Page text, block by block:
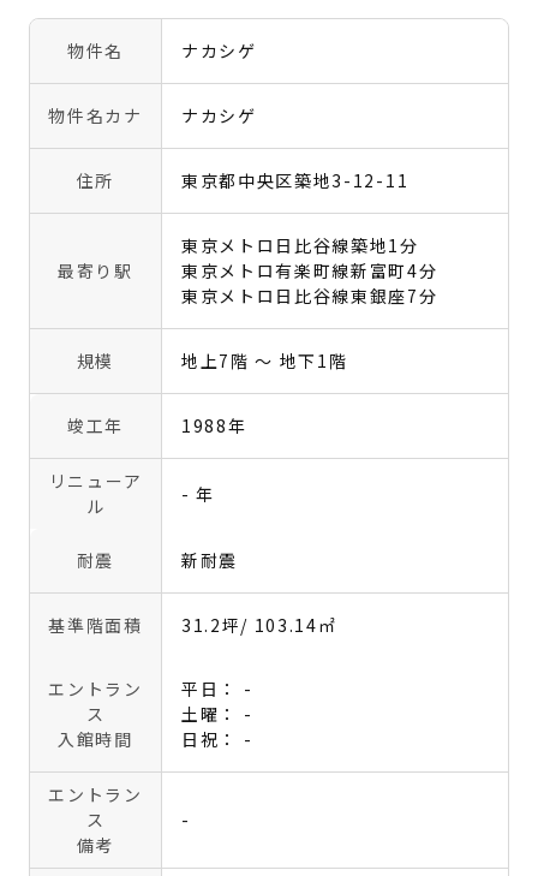
物件名 ナカシゲ
物件名カナ ナカシゲ
住所 東京都中央区築地3-12-11
最寄り駅
東京メトロ日比谷線築地1分
東京メトロ有楽町線新富町4分
東京メトロ日比谷線東銀座7分
規模 地上7階 〜 地下1階
竣工年 1988年
リニューア
ル
- 年
耐震 新耐震
基準階面積 31.2坪/ 103.14㎡
エントラン
ス
入館時間
平日： -
土曜： -
日祝： -
エントラン
ス
備考
-